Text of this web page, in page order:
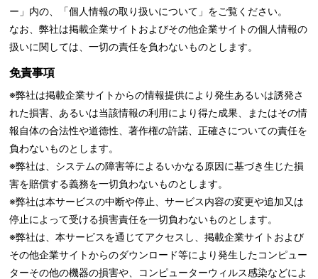
ー」内の、「個人情報の取り扱いについて」をご覧ください。
なお、弊社は掲載企業サイトおよびその他企業サイトの個人情報の
扱いに関しては、一切の責任を負わないものとします。
免責事項
※弊社は掲載企業サイトからの情報提供により発生あるいは誘発さ
れた損害、あるいは当該情報の利用により得た成果、またはその情
報自体の合法性や道徳性、著作権の許諾、正確さについての責任を
負わないものとします。
※弊社は、システムの障害等によるいかなる原因に基づき生じた損
害を賠償する義務を一切負わないものとします。
※弊社は本サービスの中断や停止、サービス内容の変更や追加又は
停止によって受ける損害責任を一切負わないものとします。
※弊社は、本サービスを通じてアクセスし、掲載企業サイトおよび
その他企業サイトからのダウンロード等により発生したコンピュー
ターその他の機器の損害や、コンピューターウィルス感染などによ